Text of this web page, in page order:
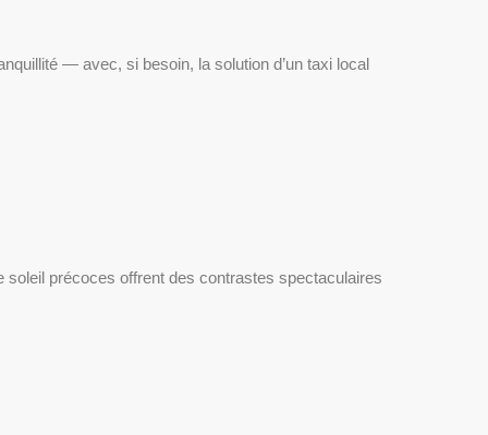
— avec, si besoin, la solution d’un taxi local
précoces offrent des contrastes spectaculaires